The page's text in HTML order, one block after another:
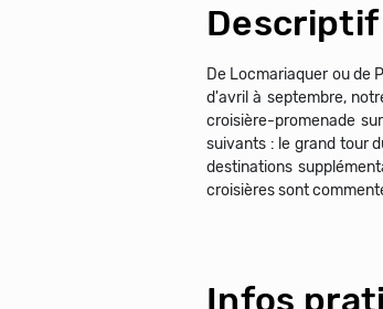
Descriptif
De Locmariaquer ou de
d'avril à septembre,
croisière-promenade
suivants : le grand tour
destinations
croisières sont
Infos